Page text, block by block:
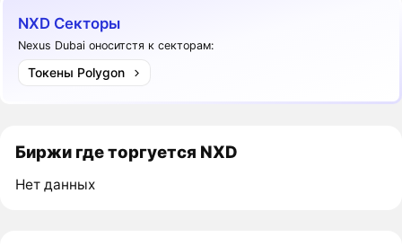
NXD Секторы
Nexus Dubai оноситстя к секторам:
Токены Polygon
Биржи где торгуется NXD
Нет данных